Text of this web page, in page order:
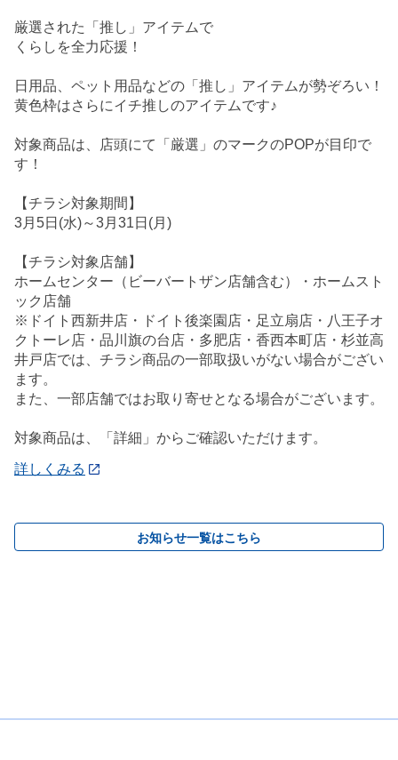
厳選された「推し」アイテムで
くらしを全力応援！
日用品、ペット用品などの「推し」アイテムが勢ぞろい！
黄色枠はさらにイチ推しのアイテムです♪
対象商品は、店頭にて「厳選」のマークのPOPが目印で
す！
【チラシ対象期間】
3月5日(水)～3月31日(月)
【チラシ対象店舗】
ホームセンター（ビーバートザン店舗含む）・ホームスト
ック店舗
※ドイト西新井店・ドイト後楽園店・足立扇店・八王子オ
クトーレ店・品川旗の台店・多肥店・香西本町店・杉並高
井戸店では、チラシ商品の一部取扱いがない場合がござい
ます。
また、一部店舗ではお取り寄せとなる場合がございます。
対象商品は、「詳細」からご確認いただけます。
詳しくみる
お知らせ一覧はこちら